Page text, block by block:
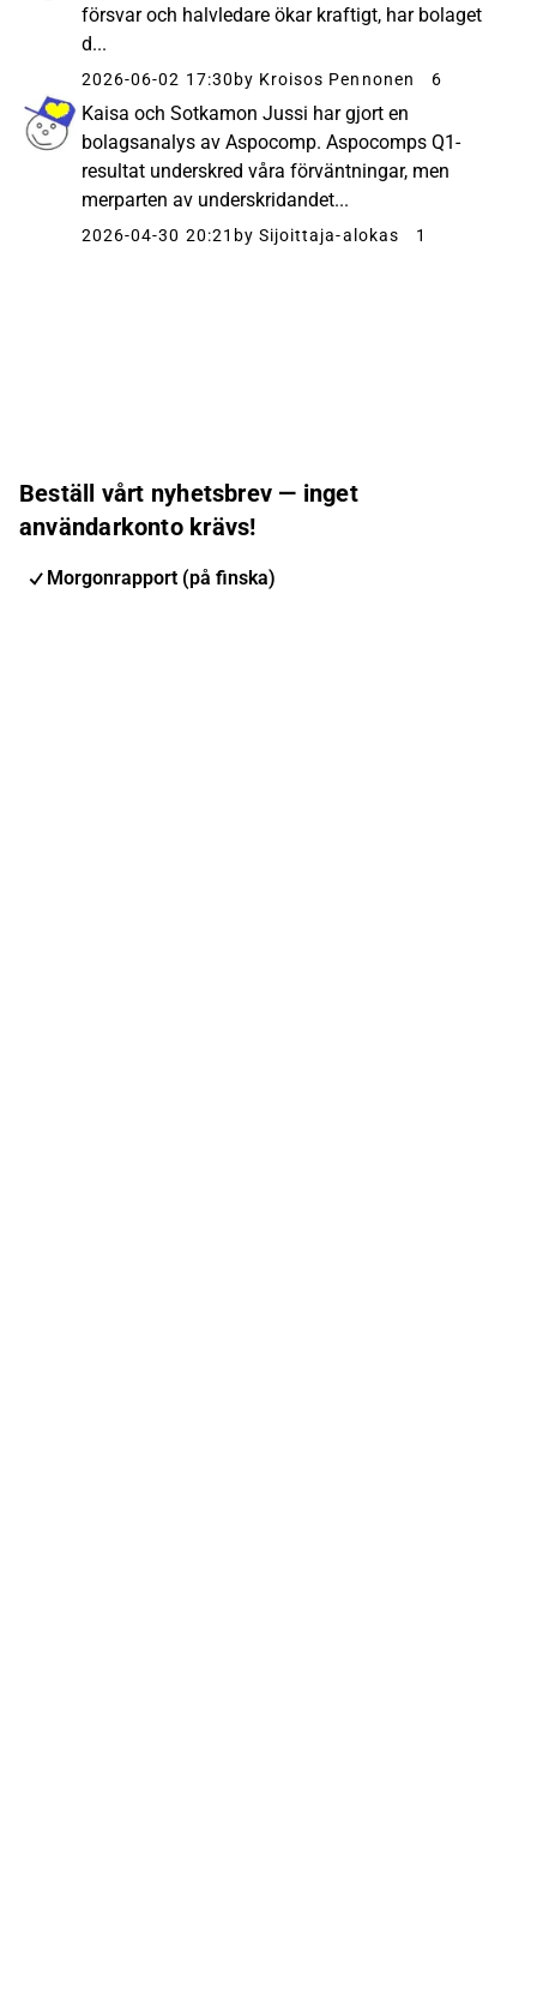
försvar och halvledare ökar kraftigt, har bolaget
d...
2026-06-02 17:30 by Kroisos Pennonen 6
Kaisa och Sotkamon Jussi har gjort en
bolagsanalys av Aspocomp. Aspocomps Q1-
resultat underskred våra förväntningar, men
merparten av underskridandet...
2026-04-30 20:21 by Sijoittaja-alokas 1
Beställ vårt nyhetsbrev — inget
användarkonto krävs!
Morgonrapport (på finska)